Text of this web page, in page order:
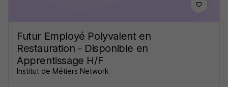
Futur Employé Polyvalent en
Restauration - Disponible en
Apprentissage H/F
Institut de Métiers Network